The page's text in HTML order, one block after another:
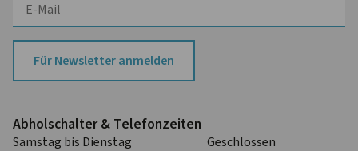
Für Newsletter anmelden
Abhol­schalter & Telefon­zeiten
Samstag bis Dienstag
Geschlossen